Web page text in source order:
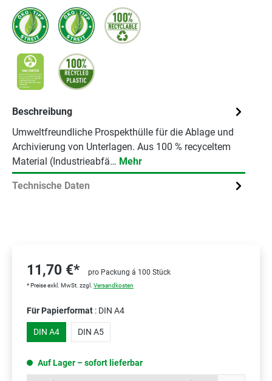
Beschreibung
Umweltfreundliche Prospekthülle für die Ablage und
Archivierung von Unterlagen. Aus 100 % recyceltem
Material (Industrieabfä… Mehr
Technische Daten
11,70 €* pro Packung á 100 Stück
* Preise exkl. MwSt. zzgl. Versandkosten
Für Papierformat : DIN A4
DIN A4 DIN A5
Auf Lager – sofort lieferbar